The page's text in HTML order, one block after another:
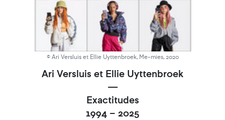
© Ari Versluis et Ellie Uyttenbroek, Me-mies, 2020
Ari Versluis et Ellie Uyttenbroek
—
Exactitudes
1994 – 2025